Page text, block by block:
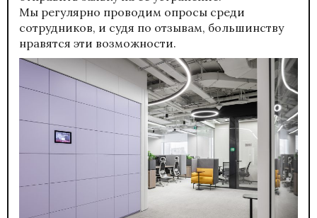
Мы регулярно проводим опросы среди
сотрудников, и судя по отзывам, большинству
нравятся эти возможности.